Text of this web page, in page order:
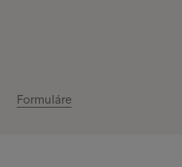
Formuláre